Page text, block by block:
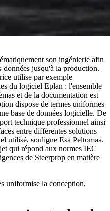
son ingénierie afin
données jusqu'à la production.
utilise par exemple
du logiciel Eplan : l'ensemble
et de la documentation est
dispose de termes uniformes
base de données logicielle. De
technique professionnel ainsi
entre différentes solutions
utilisé, souligne Esa Peltomaa.
qui répond aux normes IEC
de Steerprop en matière
uniformise la conception,